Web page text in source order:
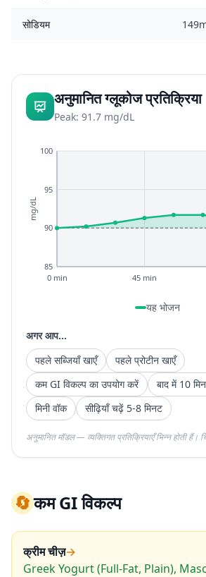
सोडियम
अनुमानित ग्लूकोज प्रतिक्रिया
Peak: 91.7 mg/dL
85
90
95
100
0 min 45 min
mg/dL
यह भोजन
अगर आप...
पहले सब्जियाँ खाएँ
पहले प्रोटीन खाएँ
कम GI विकल्प का उपयोग करें
बाद में 10
मिनी वॉक
सीढ़ियाँ चढ़ें 5-8 मिनट
अनुमानित मॉडल — व्यक्तिगत प्रतिक्रियाएँ भिन्न होती हैं।
🔄कम GI विकल्प
क्रीम चीज़→
Greek Yogurt (Full-Fat, Plain),